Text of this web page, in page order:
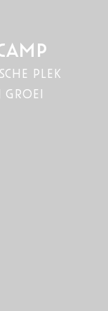
plek
groei